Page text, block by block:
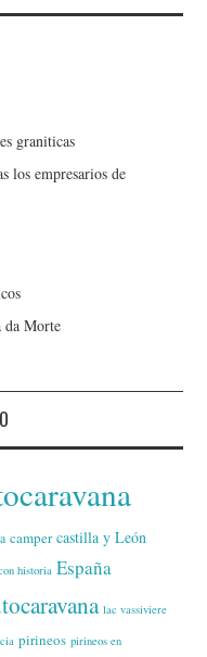
graniticas
los empresarios de
da Morte
camper castilla y León
historia España
lac vassiviere
pirineos pirineos en